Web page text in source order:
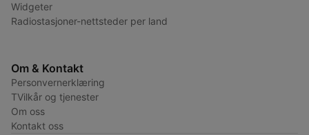
Widgeter
Radiostasjoner-nettsteder per land
Om & Kontakt
Personvernerklæring
TVilkår og tjenester
Om oss
Kontakt oss